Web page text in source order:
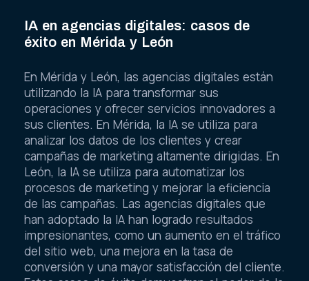
IA en agencias digitales: casos de
éxito en Mérida y León
En Mérida y León, las agencias digitales están
utilizando la IA para transformar sus
operaciones y ofrecer servicios innovadores a
sus clientes. En Mérida, la IA se utiliza para
analizar los datos de los clientes y crear
campañas de marketing altamente dirigidas. En
León, la IA se utiliza para automatizar los
procesos de marketing y mejorar la eficiencia
de las campañas. Las agencias digitales que
han adoptado la IA han logrado resultados
impresionantes, como un aumento en el tráfico
del sitio web, una mejora en la tasa de
conversión y una mayor satisfacción del cliente.